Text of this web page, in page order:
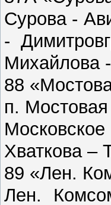
Сурова -
-
Михайлова
88
п.
Хваткова –
89 «Лен.
Лен.